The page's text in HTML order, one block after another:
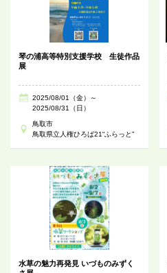
琴の浦高等特別支援学校 生徒作品
展
2025/08/01（金）～
2025/08/31（日）
鳥取市
鳥取県立人権ひろば21“ふらっと”
水草の魅力再発見 いづものみずく